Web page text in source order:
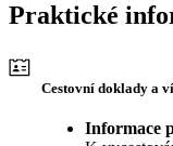
Praktické
Cestovní doklady a
Informace